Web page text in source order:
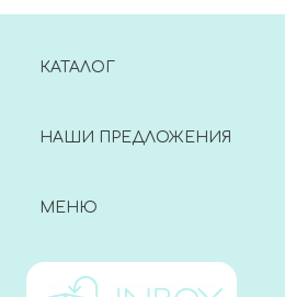
КАТАЛОГ
НАШИ ПРЕДЛОЖЕНИЯ
МЕНЮ